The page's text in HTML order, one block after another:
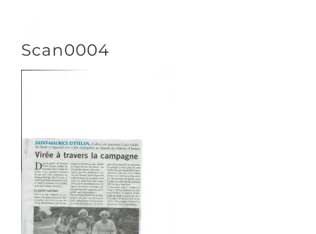
contenu
NOUS SUIVRE
Scan0004